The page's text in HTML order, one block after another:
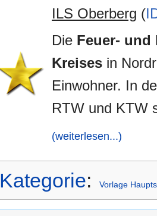
ILS Oberberg (
Die Feuer- und
Kreises in
Einwohner. In
RTW und KTW
(weiterlesen...)
Kategorie: Vorlage